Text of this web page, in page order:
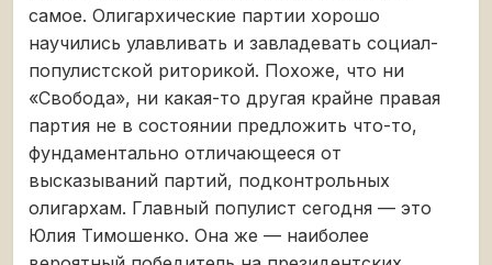
самое. Олигархические партии хорошо
научились улавливать и завладевать социал-
популистской риторикой. Похоже, что ни
«Свобода», ни какая-то другая крайне правая
партия не в состоянии предложить что-то,
фундаментально отличающееся от
высказываний партий, подконтрольных
олигархам. Главный популист сегодня — это
Юлия Тимошенко. Она же — наиболее